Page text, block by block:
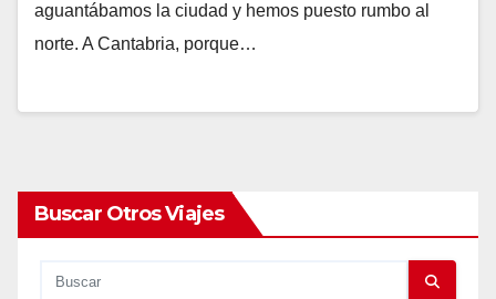
aguantábamos la ciudad y hemos puesto rumbo al
norte. A Cantabria, porque…
Buscar Otros Viajes